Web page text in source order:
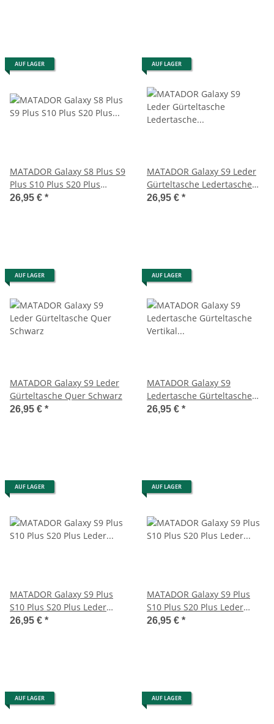
AUF LAGER
MATADOR Galaxy S8 Plus S9
Plus S10 Plus S20 Plus
Ledertasche Schwarz
26,95 € *
AUF LAGER
MATADOR Galaxy S9 Leder
Gürteltasche Ledertasche
Vertikal Braun
26,95 € *
AUF LAGER
MATADOR Galaxy S9 Leder
Gürteltasche Quer Schwarz
26,95 € *
AUF LAGER
MATADOR Galaxy S9
Ledertasche Gürteltasche
Vertikal Braun
26,95 € *
AUF LAGER
MATADOR Galaxy S9 Plus
S10 Plus S20 Plus Leder
Gürteltasche Braun
26,95 € *
AUF LAGER
MATADOR Galaxy S9 Plus
S10 Plus S20 Plus Leder
Gürteltasche Schwarz
26,95 € *
AUF LAGER AUF LAGER